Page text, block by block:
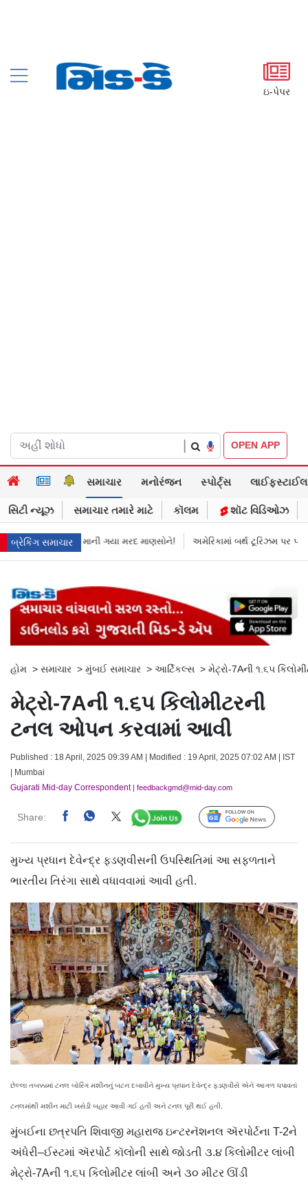
ઇ-પેપર
OPEN APP
સમાચાર મનોરંજન સ્પોર્ટ્સ લાઈફસ્ટાઈલ
સિટી ન્યૂઝ સમાચાર તમારે માટે કૉલમ શૉટ વિડિઓઝ
બ્રેકિંગ સમાચાર
માની ગયા મરદ માણસોને! અમેરિકામાં બર્થ ટૂરિઝમ પર પ્રતિબંધ મૂક્યો ડોનલ્ડ
હોમ > સમાચાર > મુંબઈ સમાચાર > આર્ટિકલ્સ > મેટ્રો-7Aની ૧.૬૫
મેટ્રો-7Aની ૧.૬૫ કિલોમીટરની
ટનલ ઓપન કરવામાં આવી
Published : 18 April, 2025 09:39 AM | Modified : 19 April, 2025 07:02 AM | IST
| Mumbai
Gujarati Mid-day Correspondent| feedbackgmd@mid-day.com
Share: Follow Us
મુખ્ય પ્રધાન દેવેન્દ્ર ફડણવીસની ઉપસ્થિતિમાં આ સફળતાને
ભારતીય તિરંગા સાથે વધાવવામાં આવી હતી.
છેલ્લા તબક્કામાં ટનલ બોરિંગ મશીનનું બટન દબાવીને મુખ્ય પ્રધાન દેવેન્દ્ર ફડણવીસે એને આગળ ધપાવતાં
ટનલમાંથી મશીન માટી ખસેડી બહાર આવી ગઈ હતી અને ટનલ પૂરી થઈ હતી.
મુંબઈના છત્રપતિ શિવાજી મહારાજ ઇન્ટરનૅશનલ ઍરપોર્ટના T-2ને
અંધેરી–ઈસ્ટમાં ઍરપોર્ટ કૉલોની સાથે જોડતી ૩.૪ કિલોમીટર લાંબી
મેટ્રો-7Aની ૧.૬૫ કિલોમીટર લાંબી અને ૩૦ મીટર ઊંડી